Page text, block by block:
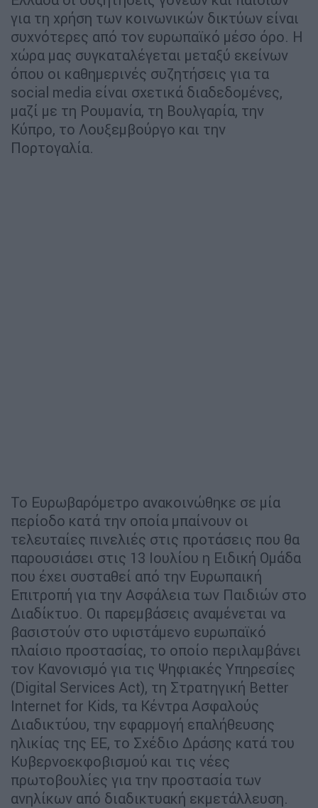
για τη χρήση των κοινωνικών δικτύων είναι
συχνότερες από τον ευρωπαϊκό μέσο όρο. Η
χώρα μας συγκαταλέγεται μεταξύ εκείνων
όπου οι καθημερινές συζητήσεις για τα
social media είναι σχετικά διαδεδομένες,
μαζί με τη Ρουμανία, τη Βουλγαρία, την
Κύπρο, το Λουξεμβούργο και την
Πορτογαλία.
Το Ευρωβαρόμετρο ανακοινώθηκε σε μία
περίοδο κατά την οποία μπαίνουν οι
τελευταίες πινελιές στις προτάσεις που θα
παρουσιάσει στις 13 Ιουλίου η Ειδική Ομάδα
που έχει συσταθεί από την Ευρωπαική
Επιτροπή για την Ασφάλεια των Παιδιών στο
Διαδίκτυο. Οι παρεμβάσεις αναμένεται να
βασιστούν στο υφιστάμενο ευρωπαϊκό
πλαίσιο προστασίας, το οποίο περιλαμβάνει
τον Κανονισμό για τις Ψηφιακές Υπηρεσίες
(Digital Services Act), τη Στρατηγική Better
Internet for Kids, τα Κέντρα Ασφαλούς
Διαδικτύου, την εφαρμογή επαλήθευσης
ηλικίας της ΕΕ, το Σχέδιο Δράσης κατά του
Κυβερνοεκφοβισμού και τις νέες
πρωτοβουλίες για την προστασία των
ανηλίκων από διαδικτυακή εκμετάλλευση.